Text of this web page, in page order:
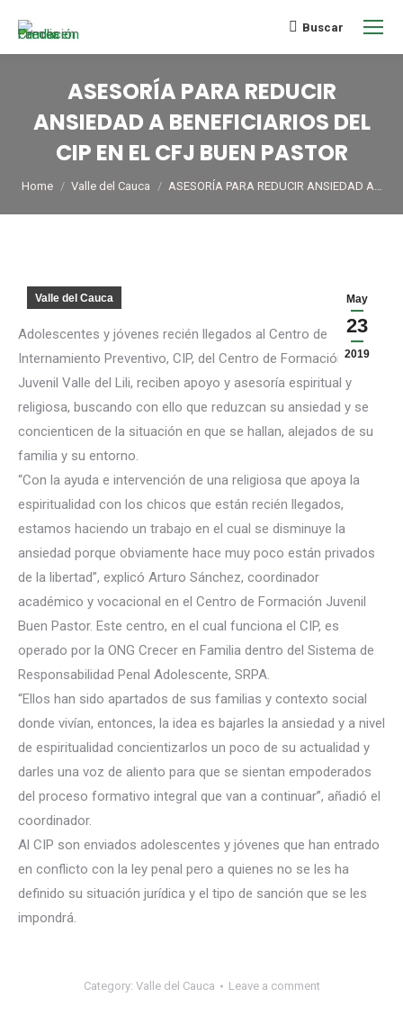
Buscar
ASESORÍA PARA REDUCIR
ANSIEDAD A BENEFICIARIOS DEL
CIP EN EL CFJ BUEN PASTOR
You are here:
Home Valle del Cauca ASESORÍA PARA REDUCIR ANSIEDAD A…
May
23
2019
Valle del Cauca
Adolescentes y jóvenes recién llegados al Centro de
Internamiento Preventivo, CIP, del Centro de Formación
Juvenil Valle del Lili, reciben apoyo y asesoría espiritual y
religiosa, buscando con ello que reduzcan su ansiedad y se
concienticen de la situación en que se hallan, alejados de su
familia y su entorno.
“Con la ayuda e intervención de una religiosa que apoya la
espiritualidad con los chicos que están recién llegados,
estamos haciendo un trabajo en el cual se disminuye la
ansiedad porque obviamente hace muy poco están privados
de la libertad”, explicó Arturo Sánchez, coordinador
académico y vocacional en el Centro de Formación Juvenil
Buen Pastor. Este centro, en el cual funciona el CIP, es
operado por la ONG Crecer en Familia dentro del Sistema de
Responsabilidad Penal Adolescente, SRPA.
“Ellos han sido apartados de sus familias y contexto social
donde vivían, entonces, la idea es bajarles la ansiedad y a nivel
de espiritualidad concientizarlos un poco de su actualidad y
darles una voz de aliento para que se sientan empoderados
del proceso formativo integral que van a continuar”, añadió el
coordinador.
Al CIP son enviados adolescentes y jóvenes que han entrado
en conflicto con la ley penal pero a quienes no se les ha
definido su situación jurídica y el tipo de sanción que se les
impondrá.
Category: Valle del Cauca Leave a comment